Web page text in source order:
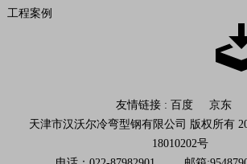
工程案例
友情链接 : 百度
京东
天津市汉沃尔冷弯型钢有限公司 版权所有
18010202号